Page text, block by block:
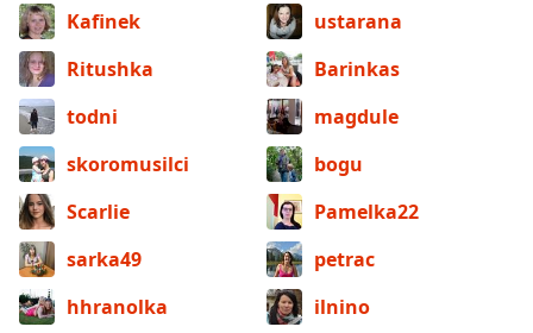
Kafinek
ustarana
Ritushka
Barinkas
todni
magdule
skoromusilci
bogu
Scarlie
Pamelka22
sarka49
petrac
hhranolka
ilnino